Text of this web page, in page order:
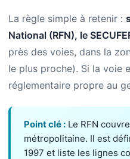
La règle simple à retenir :
National (RFN), le
près des voies, dans la
le plus proche). Si la voie
réglementaire propre au
Point clé : Le RFN
métropolitaine. Il est
1997 et liste les lignes